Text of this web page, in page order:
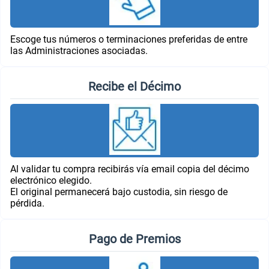
Escoge tus números o terminaciones preferidas de entre
las Administraciones asociadas.
Recibe el Décimo
Al validar tu compra recibirás vía email copia del décimo
electrónico elegido.
El original permanecerá bajo custodia, sin riesgo de
pérdida.
Pago de Premios